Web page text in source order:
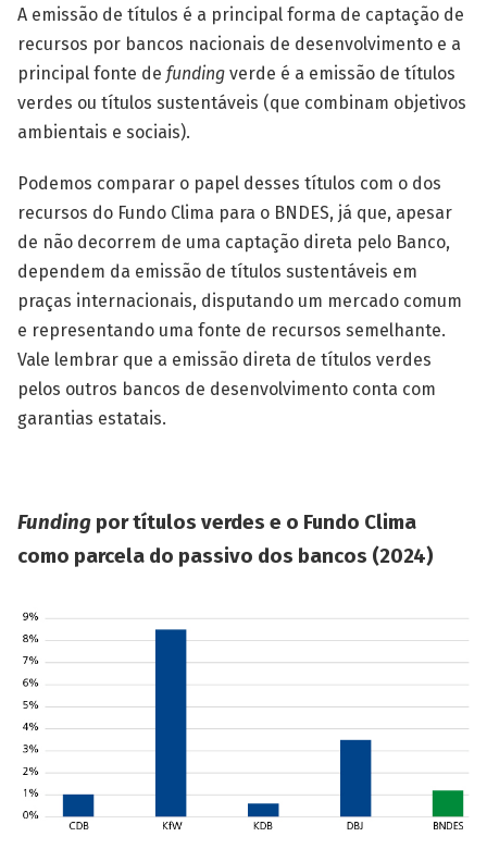
A emissão de títulos é a principal forma de captação de
recursos por bancos nacionais de desenvolvimento e a
principal fonte de funding verde é a emissão de títulos
verdes ou títulos sustentáveis (que combinam objetivos
ambientais e sociais).
Podemos comparar o papel desses títulos com o dos
recursos do Fundo Clima para o BNDES, já que, apesar
de não decorrem de uma captação direta pelo Banco,
dependem da emissão de títulos sustentáveis em
praças internacionais, disputando um mercado comum
e representando uma fonte de recursos semelhante.
Vale lembrar que a emissão direta de títulos verdes
pelos outros bancos de desenvolvimento conta com
garantias estatais.
Funding por títulos verdes e o Fundo Clima
como parcela do passivo dos bancos (2024)